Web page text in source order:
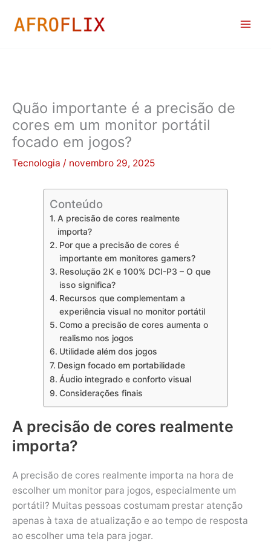
para
Quão importante é a precisão de
cores em um monitor portátil
focado em jogos?
Tecnologia / novembro 29, 2025
Conteúdo
A precisão de cores realmente
importa?
Por que a precisão de cores é
importante em monitores gamers?
Resolução 2K e 100% DCI-P3 – O que
isso significa?
Recursos que complementam a
experiência visual no monitor portátil
Como a precisão de cores aumenta o
realismo nos jogos
Utilidade além dos jogos
Design focado em portabilidade
Áudio integrado e conforto visual
Considerações finais
A precisão de cores realmente
importa?
A precisão de cores realmente importa na hora de
escolher um monitor para jogos, especialmente um
portátil? Muitas pessoas costumam prestar atenção
apenas à taxa de atualização e ao tempo de resposta
ao escolher uma tela para jogar.